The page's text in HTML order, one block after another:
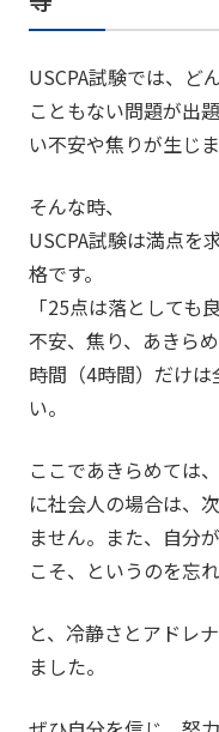
USCPA試験では、ど
こともない問題が出
い不安や焦りが生じま
そんな時、
USCPA試験は満点を
格です。
「25点は落としても
不安、焦り、あきら
時間（4時間）だけ
い。
ここであきらめては
に社会人の場合は、
ません。また、自分
こそ、というのを忘
と、冷静さとアドレ
ました。